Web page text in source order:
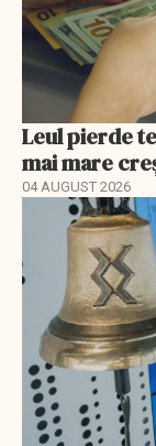
Leul pierde
mai mare
04 AUGUST 2026